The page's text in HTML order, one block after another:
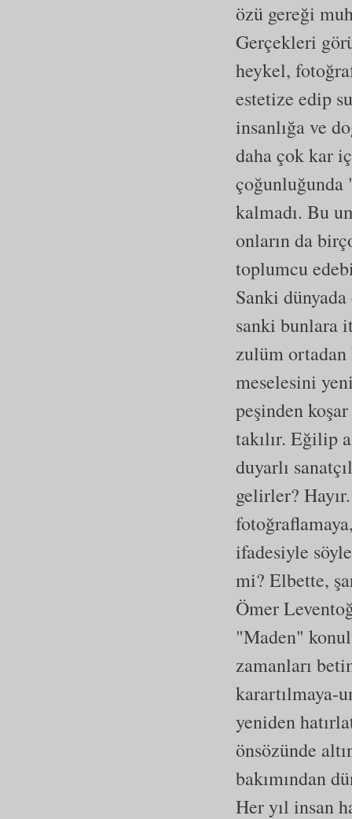
özü gereği
Gerçekleri
heykel,
estetize edip
insanlığa ve
daha çok kar
çoğunluğunda
kalmadı. Bu
onların da
toplumcu
Sanki
sanki bunlara
zulüm ortadan
meselesini
peşinden koşar
takılır. Eğilip
duyarlı
gelirler?
ifadesiyle
mi? Elbette,
Ömer
"Maden"
zamanları
karartılmaya-
yeniden
önsözünde
bakımından
Her yıl insan